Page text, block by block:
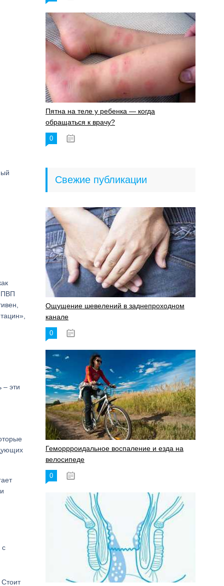
– эти
с
Пятна на теле у ребенка — когда
обращаться к врачу?
0
Свежие публикации
Ощущение шевелений в заднепроходном
канале
0
Геморрроидальное воспаление и езда на
велосипеде
0